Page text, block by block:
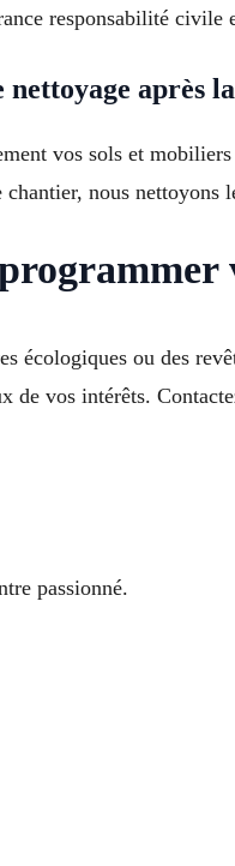
responsabilité
nettoyage après
vos sols et
nous nettoyons
écologiques ou des
de vos intérêts.
passionné.